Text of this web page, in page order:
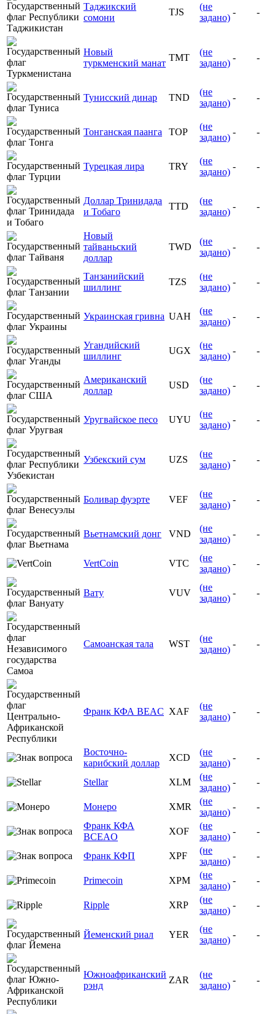
Таджикский
сомони
TJS
(не
задано)
- -
Новый
туркменский манат
TMT
(не
задано)
- -
Тунисский динар TND
(не
задано)
- -
Тонганская паанга TOP
(не
задано)
- -
Турецкая лира TRY
(не
задано)
- -
Доллар Тринидада
и Тобаго
TTD
(не
задано)
- -
Новый
тайваньский
доллар
TWD
(не
задано)
- -
Танзанийский
шиллинг
TZS
(не
задано)
- -
Украинская гривна UAH
(не
задано)
- -
Угандийский
шиллинг
UGX
(не
задано)
- -
Американский
доллар
USD
(не
задано)
- -
Уругвайское песо UYU
(не
задано)
- -
Узбекский сум UZS
(не
задано)
- -
Боливар фуэрте VEF
(не
задано)
- -
Вьетнамский донг VND
(не
задано)
- -
VertCoin VTC
(не
задано)
- -
Вату VUV
(не
задано)
- -
Самоанская тала WST
(не
задано)
- -
Франк КФА BEAC XAF
(не
задано)
- -
Восточно-
карибский доллар
XCD
(не
задано)
- -
Stellar XLM
(не
задано)
- -
Монеро XMR
(не
задано)
-
-
Франк КФА
BCEAO
XOF
(не
задано)
- -
Франк КФП XPF
(не
задано)
- -
Primecoin XPM
(не
задано)
- -
Ripple XRP
(не
задано)
- -
Йеменский риал YER
(не
задано)
- -
Южноафриканский
рэнд
ZAR
(не
задано)
- -